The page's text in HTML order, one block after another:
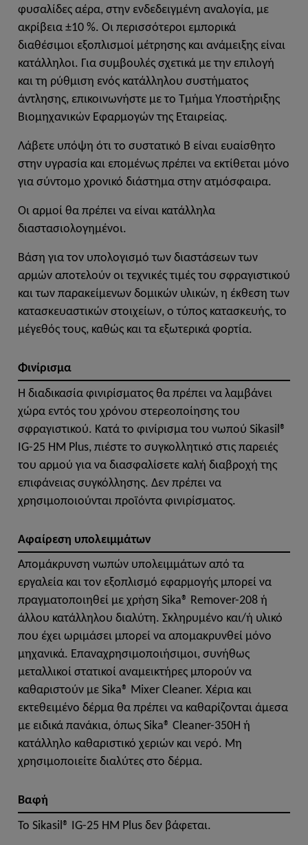
φυσαλίδες αέρα, στην ενδεδειγμένη αναλογία, με
ακρίβεια ±10 %. Οι περισσότεροι εμπορικά
διαθέσιμοι εξοπλισμοί μέτρησης και ανάμειξης είναι
κατάλληλοι. Για συμβουλές σχετικά με την επιλογή
και τη ρύθμιση ενός κατάλληλου συστήματος
άντλησης, επικοινωνήστε με το Τμήμα Υποστήριξης
Βιομηχανικών Εφαρμογών της Εταιρείας.
Λάβετε υπόψη ότι το συστατικό Β είναι ευαίσθητο
στην υγρασία και επομένως πρέπει να εκτίθεται μόνο
για σύντομο χρονικό διάστημα στην ατμόσφαιρα.
Οι αρμοί θα πρέπει να είναι κατάλληλα
διαστασιολογημένοι.
Βάση για τον υπολογισμό των διαστάσεων των
αρμών αποτελούν οι τεχνικές τιμές του σφραγιστικού
και των παρακείμενων δομικών υλικών, η έκθεση των
κατασκευαστικών στοιχείων, ο τύπος κατασκευής, το
μέγεθός τους, καθώς και τα εξωτερικά φορτία.
Φινίρισμα
Η διαδικασία φινιρίσματος θα πρέπει να λαμβάνει
χώρα εντός του χρόνου στερεοποίησης του
σφραγιστικού. Κατά το φινίρισμα του νωπού Sikasil®
IG-25 HM Plus, πιέστε το συγκολλητικό στις παρειές
του αρμού για να διασφαλίσετε καλή διαβροχή της
επιφάνειας συγκόλλησης. Δεν πρέπει να
χρησιμοποιούνται προϊόντα φινιρίσματος.
Αφαίρεση υπολειμμάτων
Απομάκρυνση νωπών υπολειμμάτων από τα
εργαλεία και τον εξοπλισμό εφαρμογής μπορεί να
πραγματοποιηθεί με χρήση Sika® Remover-208 ή
άλλου κατάλληλου διαλύτη. Σκληρυμένο και/ή υλικό
που έχει ωριμάσει μπορεί να απομακρυνθεί μόνο
μηχανικά. Επαναχρησιμοποιήσιμοι, συνήθως
μεταλλικοί στατικοί αναμεικτήρες μπορούν να
καθαριστούν με Sika® Mixer Cleaner. Χέρια και
εκτεθειμένο δέρμα θα πρέπει να καθαρίζονται άμεσα
με ειδικά πανάκια, όπως Sika® Cleaner-350H ή
κατάλληλο καθαριστικό χεριών και νερό. Μη
χρησιμοποιείτε διαλύτες στο δέρμα.
Βαφή
Το Sikasil® IG-25 HM Plus δεν βάφεται.